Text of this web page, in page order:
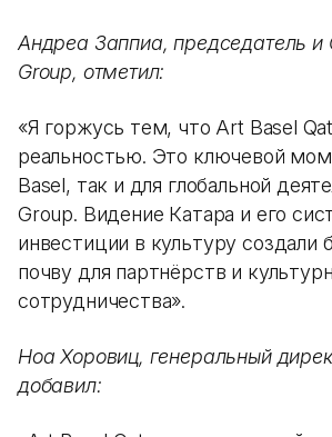
Андреа Заппиа, председатель и
Group, отметил:
«Я горжусь тем, что Art Basel
реальностью. Это ключевой
Basel, так и для глобальной
Group. Видение Катара и его
инвестиции в культуру создали
почву для партнёрств и
сотрудничества».
Ноа Хоровиц, генеральный
добавил: